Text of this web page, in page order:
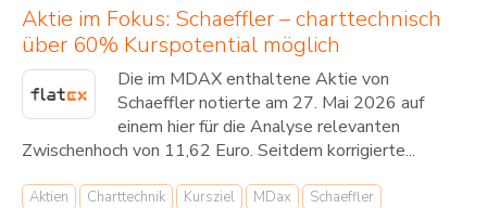
Aktie im Fokus: Schaeffler – charttechnisch
über 60% Kurspotential möglich
Die im MDAX enthaltene Aktie von
Schaeffler notierte am 27. Mai 2026 auf
einem hier für die Analyse relevanten
Zwischenhoch von 11,62 Euro. Seitdem korrigierte...
Aktien Charttechnik Kursziel MDax
Schaeffler